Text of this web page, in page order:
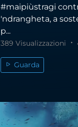
#maipiùstragi
'ndrangheta, a
p...
389 Visualizzazioni
Guarda